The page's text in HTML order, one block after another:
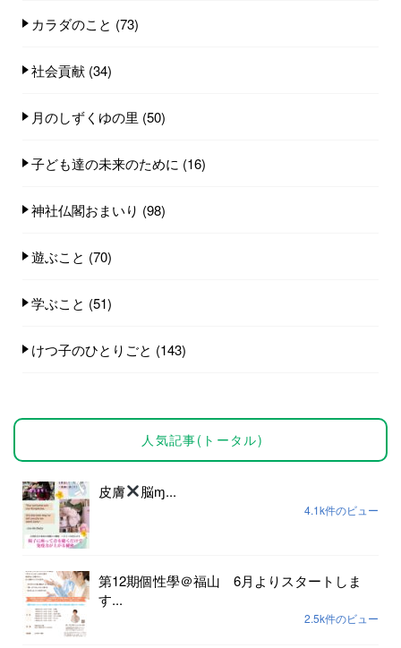
カラダのこと (73)
社会貢献 (34)
月のしずくゆの里 (50)
子ども達の未来のために (16)
神社仏閣おまいり (98)
遊ぶこと (70)
学ぶこと (51)
けつ子のひとりごと (143)
人気記事(トータル)
皮膚 脳ɱ...
4.1k件のビュー
第12期個性學＠福山 6月よりスタートしま
す...
2.5k件のビュー